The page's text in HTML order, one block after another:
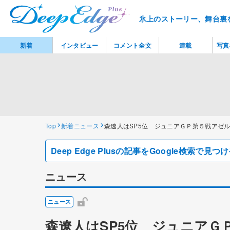
氷上のストーリー、舞台
Top 新着ニュース 森遼人はSP5位 ジュニアＧＰ第５戦アゼ
Deep Edge Plusの記事をGoogle検索で見つ
ニュース
ニュース
森遼人はSP5位 ジュニアＧ
新着 インタビュー コメント全文 連載 写